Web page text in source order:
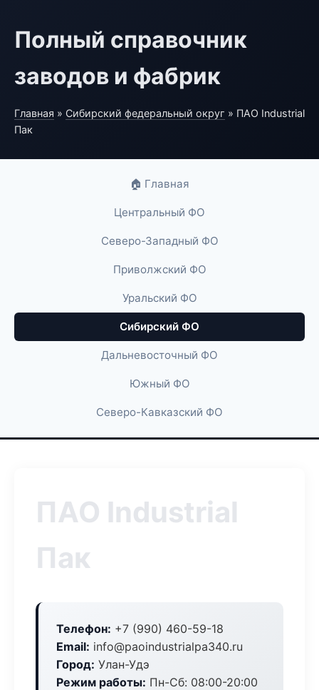
Полный справочник
заводов и фабрик
Главная » Сибирский федеральный округ » ПАО Industrial
Пак
🏠 Главная
Центральный ФО
Северо-Западный ФО
Приволжский ФО
Уральский ФО
Сибирский ФО
Дальневосточный ФО
Южный ФО
Северо-Кавказский ФО
ПАО Industrial
Пак
Телефон: +7 (990) 460-59-18
Email: info@paoindustrialpa340.ru
Город: Улан-Удэ
Режим работы: Пн-Сб: 08:00-20:00